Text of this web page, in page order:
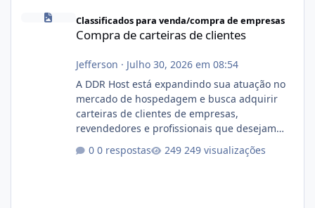
Compra de carteiras de clientes
Classificados para venda/compra de empresas
Compra de carteiras de clientes
Jefferson · Julho 30, 2026 em 08:54
A DDR Host está expandindo sua atuação no
mercado de hospedagem e busca adquirir
carteiras de clientes de empresas,
revendedores e profissionais que desejam
encerrar suas atividades ou reduzir sua
operação. Se você possui clientes ativos de
0 respostas 249 visualizações